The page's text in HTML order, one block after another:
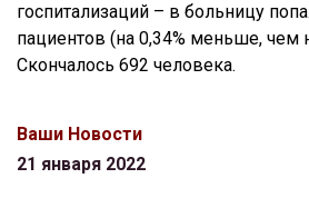
госпитализаций – в больницу
пациентов (на 0,34% меньше, чем
Скончалось 692 человека.
Ваши Новости
21 января 2022